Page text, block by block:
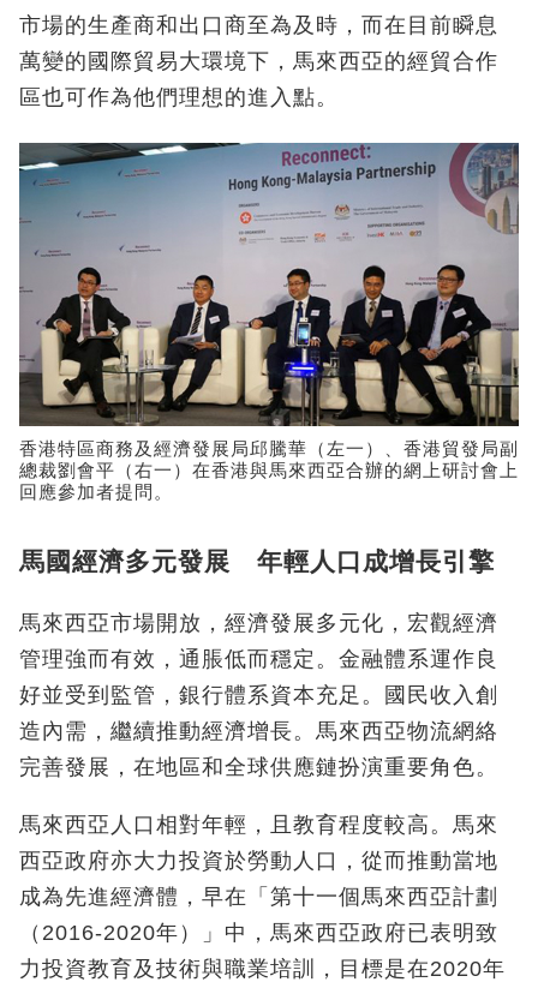
市場的生產商和出口商至為及時，而在目前瞬息
萬變的國際貿易大環境下，馬來西亞的經貿合作
區也可作為他們理想的進入點。
香港特區商務及經濟發展局邱騰華（左一）、香港貿發局副
總裁劉會平（右一）在香港與馬來西亞合辦的網上研討會上
回應參加者提問。
馬國經濟多元發展 年輕人口成增長引擎
馬來西亞市場開放，經濟發展多元化，宏觀經濟
管理強而有效，通脹低而穩定。金融體系運作良
好並受到監管，銀行體系資本充足。國民收入創
造內需，繼續推動經濟增長。馬來西亞物流網絡
完善發展，在地區和全球供應鏈扮演重要角色。
馬來西亞人口相對年輕，且教育程度較高。馬來
西亞政府亦大力投資於勞動人口，從而推動當地
成為先進經濟體，早在「第十一個馬來西亞計劃
（2016-2020年）」中，馬來西亞政府已表明致
力投資教育及技術與職業培訓，目標是在2020年